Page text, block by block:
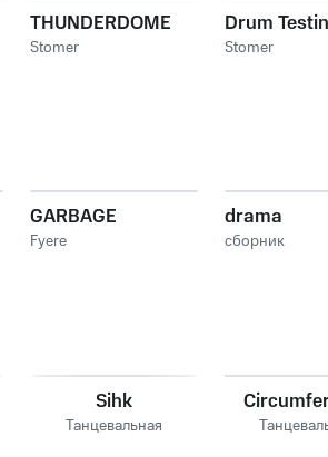
THUNDERDOME
Stomer
Drum
Stomer
GARBAGE
Fyere
drama
сборник
Sihk
Танцевальная